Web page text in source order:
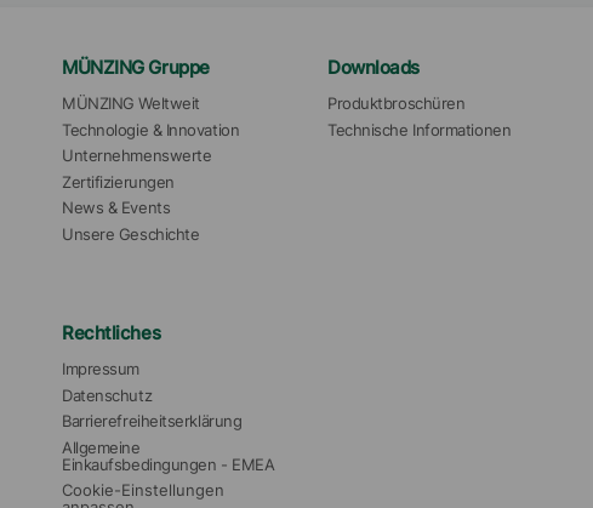
MÜNZING Gruppe
MÜNZING Weltweit
Technologie & Innovation
Unternehmenswerte
Zertifizierungen
News & Events
Unsere Geschichte
Downloads
Produktbroschüren
Technische Informationen
Rechtliches
Impressum
Datenschutz
Barrierefreiheitserklärung
Allgemeine
Einkaufsbedingungen - EMEA
Cookie-Einstellungen